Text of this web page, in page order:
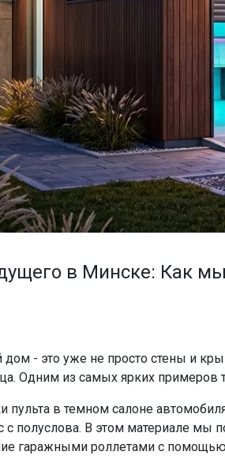
в Минске: Как
- это уже не просто стены и
Одним из самых ярких примеров
пульта в темном салоне
с полуслова. В этом материале
гаражными роллетами с